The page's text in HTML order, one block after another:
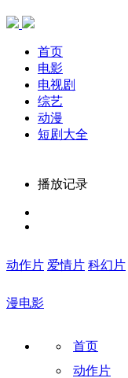
首页
电影
电视剧
综艺
动漫
短剧大全
播放记录
动作片 爱情片 科幻片
漫电影
首页
动作片